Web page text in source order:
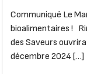
Communiqué Le
bioalimentaires !
des Saveurs
décembre 2024 […]